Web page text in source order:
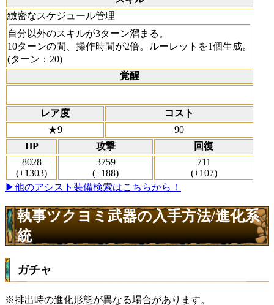
緻密なスケジュール管理
自分以外のスキルが3ターン溜まる。
10ターンの間、操作時間が2倍。ルーレットを1個生成。
(ターン：20)
覚醒
レア度
コスト
★9
90
HP
攻撃
回復
8028
(+1303)
3759
(+188)
711
(+107)
▶他のアシスト装備検索はこちらから！
執事ツクヨミ武器の入手方法/進化系
統
ガチャ
※排出時の進化形態が異なる場合があります。